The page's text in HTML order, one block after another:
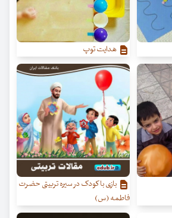
هدایت توپ
بازی با کودک در سیره تربیتی حضرت
فاطمه (س)